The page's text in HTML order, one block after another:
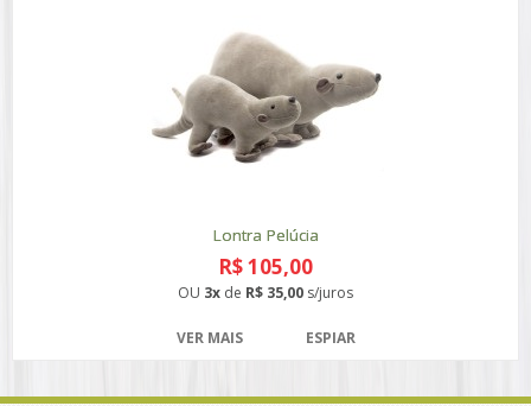
Lontra Pelúcia
R$ 105,00
OU 3x de R$ 35,00 s/juros
VER MAIS ESPIAR